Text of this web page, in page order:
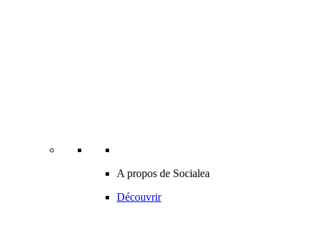
A propos de Socialea
Découvrir